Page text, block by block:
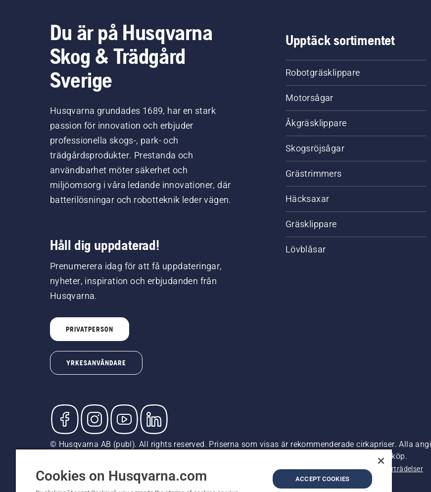
Du är på Husqvarna
Skog & Trädgård
Sverige
Husqvarna grundades 1689, har en stark
passion för innovation och erbjuder
professionella skogs-, park- och
trädgårdsprodukter. Prestanda och
användbarhet möter säkerhet och
miljöomsorg i våra ledande innovationer, där
batterilösningar och robotteknik leder vägen.
Håll dig uppdaterad!
Prenumerera idag för att få uppdateringar,
nyheter, inspiration och erbjudanden från
Husqvarna.
PRIVATPERSON
YRKESANVÄNDARE
Upptäck sortimentet
Robotgräsklippare
Motorsågar
Åkgräsklippare
Skogsröjsågar
Grästrimmers
Häcksaxar
Gräsklippare
Lövblåsar
© Husqvarna AB (publ). All rights reserved. Priserna som visas är rekommenderade cirkapriser. Alla
är rekommenderade försäljningspriser (inkl. moms) om inte produkten är tillgänglig för direkt köp.
Cookiepolicy Företagsinformation Rapportera misstänkta överträdelser
Cookies on Husqvarna.com ACCEPT COOKIES